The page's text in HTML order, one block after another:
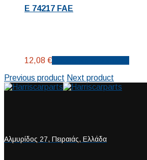
E 74217 FAE
12,08 €
Previous product Next product
Αλμυρίδος 27, Πειραιάς, Ελλάδα